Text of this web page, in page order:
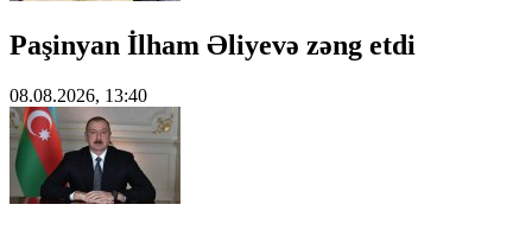
Paşinyan İlham Əliyevə zəng etdi
08.08.2026, 13:40